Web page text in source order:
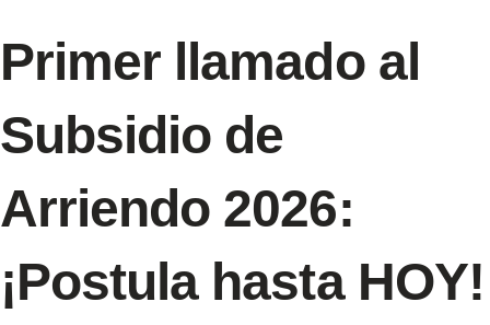
Primer llamado al
Subsidio de
Arriendo 2026:
¡Postula hasta HOY!